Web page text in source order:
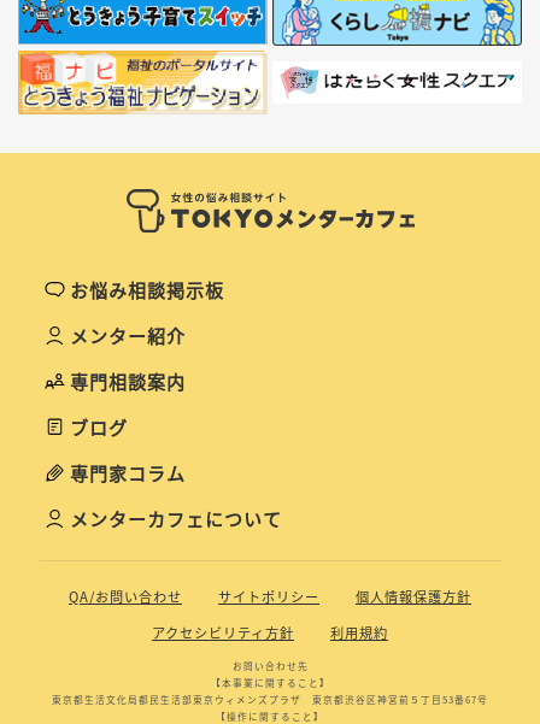
お悩み相談掲示板
メンター紹介
専門相談案内
ブログ
専門家コラム
メンターカフェについて
QA/お問い合わせ サイトポリシー
個人情報保護方針
アクセシビリティ方針
利用規約
お問い合わせ先
【本事業に関すること】
東京都生活文化局都民生活部東京ウィメンズプラザ 東京都渋谷区神宮前５丁目53番67号
【操作に関すること】